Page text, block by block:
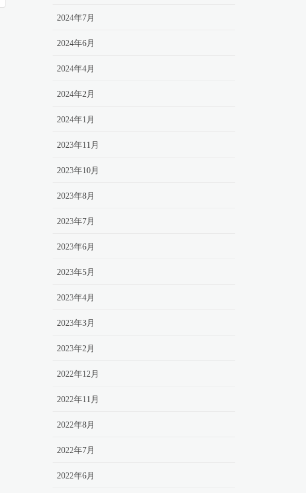
2024年7月
2024年6月
2024年4月
2024年2月
2024年1月
2023年11月
2023年10月
2023年8月
2023年7月
2023年6月
2023年5月
2023年4月
2023年3月
2023年2月
2022年12月
2022年11月
2022年8月
2022年7月
2022年6月